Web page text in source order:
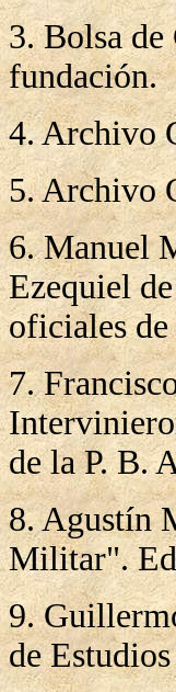
3. Bolsa de
fundación.
4. Archivo
5. Archivo
6. Manuel
Ezequiel
oficiales
7.
de la P. B.
8. Agustín
Militar".
9.
de